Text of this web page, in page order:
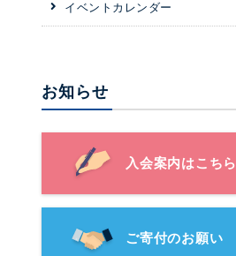
イベントカレンダー
お知らせ
入会案内はこちら
ご寄付のお願い